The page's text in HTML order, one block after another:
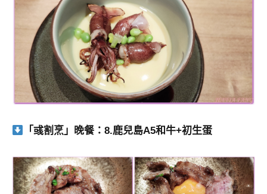
「彧割烹」晚餐：8.鹿兒島A5和牛+初生蛋